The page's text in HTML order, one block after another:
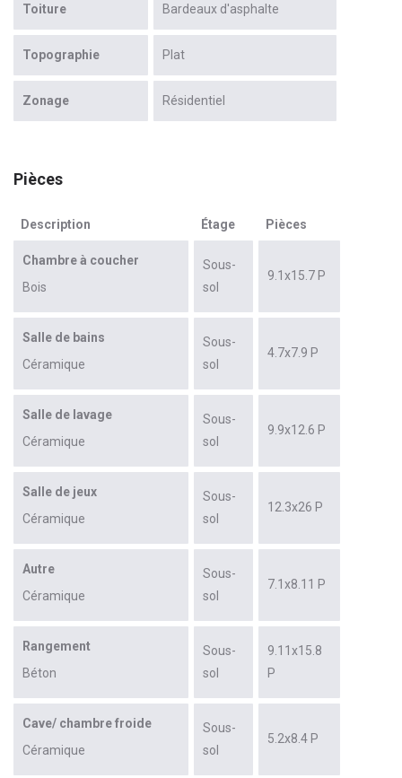
Toiture Bardeaux d'asphalte
Topographie Plat
Zonage Résidentiel
Pièces
Description Étage Pièces
Chambre à coucher
Bois
Sous-
sol
9.1x15.7 P
Salle de bains
Céramique
Sous-
sol
4.7x7.9 P
Salle de lavage
Céramique
Sous-
sol
9.9x12.6 P
Salle de jeux
Céramique
Sous-
sol
12.3x26 P
Autre
Céramique
Sous-
sol
7.1x8.11 P
Rangement
Béton
Sous-
sol
9.11x15.8
P
Cave/ chambre froide
Céramique
Sous-
sol
5.2x8.4 P